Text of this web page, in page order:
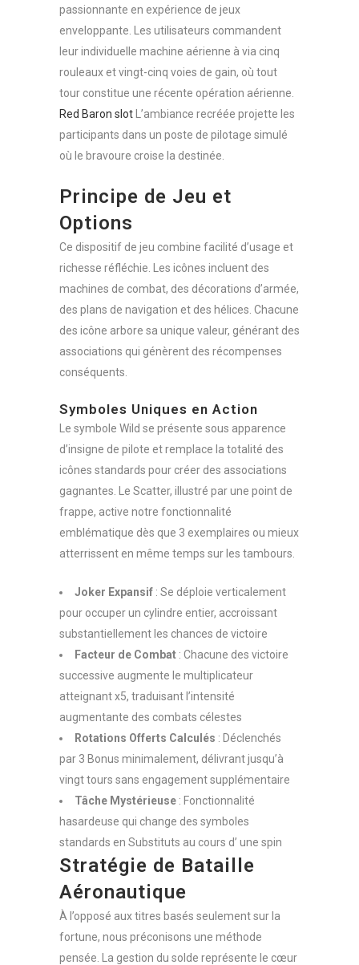
passionnante en expérience de jeux
enveloppante. Les utilisateurs commandent
leur individuelle machine aérienne à via cinq
rouleaux et vingt-cinq voies de gain, où tout
tour constitue une récente opération aérienne.
Red Baron slot L’ambiance recréée projette les
participants dans un poste de pilotage simulé
où le bravoure croise la destinée.
Principe de Jeu et
Options
Ce dispositif de jeu combine facilité d’usage et
richesse réfléchie. Les icônes incluent des
machines de combat, des décorations d’armée,
des plans de navigation et des hélices. Chacune
des icône arbore sa unique valeur, générant des
associations qui génèrent des récompenses
conséquents.
Symboles Uniques en Action
Le symbole Wild se présente sous apparence
d’insigne de pilote et remplace la totalité des
icônes standards pour créer des associations
gagnantes. Le Scatter, illustré par une point de
frappe, active notre fonctionnalité
emblématique dès que 3 exemplaires ou mieux
atterrissent en même temps sur les tambours.
Joker Expansif : Se déploie verticalement
pour occuper un cylindre entier, accroissant
substantiellement les chances de victoire
Facteur de Combat : Chacune des victoire
successive augmente le multiplicateur
atteignant x5, traduisant l’intensité
augmentante des combats célestes
Rotations Offerts Calculés : Déclenchés
par 3 Bonus minimalement, délivrant jusqu’à
vingt tours sans engagement supplémentaire
Tâche Mystérieuse : Fonctionnalité
hasardeuse qui change des symboles
standards en Substituts au cours d’ une spin
Stratégie de Bataille
Aéronautique
À l’opposé aux titres basés seulement sur la
fortune, nous préconisons une méthode
pensée. La gestion du solde représente le cœur